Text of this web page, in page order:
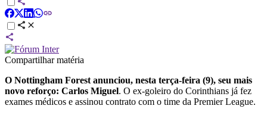
Compartilhar matéria
O Nottingham Forest anunciou, nesta terça-feira (9), seu mais
novo reforço: Carlos Miguel. O ex-goleiro do Corinthians já fez
exames médicos e assinou contrato com o time da Premier League.